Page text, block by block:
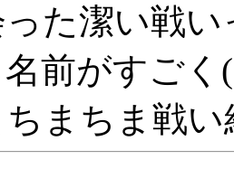
った潔い戦
名前がすご
まちま戦